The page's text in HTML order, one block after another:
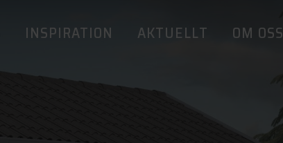
INSPIRATION AKTUELLT OM OSS